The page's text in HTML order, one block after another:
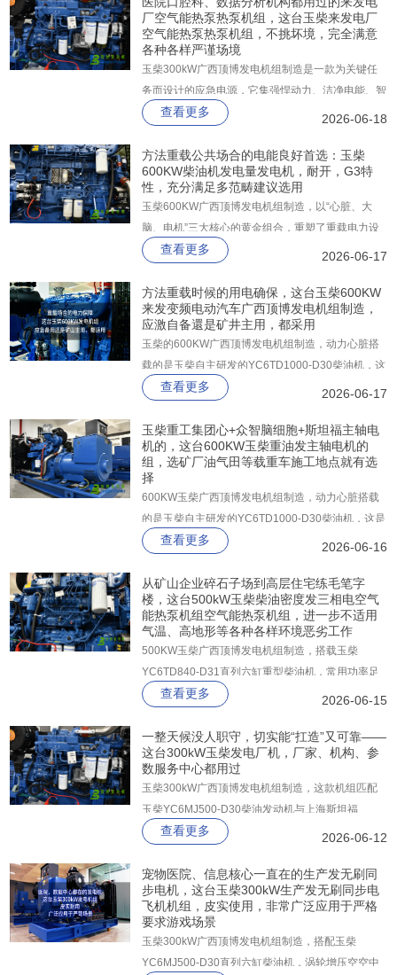
厂空气能热泵热泵机组，这台玉柴来发电厂
空气能热泵热泵机组，不挑坏境，完全满意
各种各样严谨场境
玉柴300kW广西顶博发电机组制造是一款为关键任
务而设计的应急电源，它集强悍动力、洁净电能、智
能控制和磐石级可靠性于一身，广泛适用于医院、数
分毫闪失的严苛场景。
查看更多 2026-06-18
方法重载公共场合的电能良好首选：玉柴
600KW柴油机发电量发电机，耐开，G3特
性，充分满足多范畴建议选用
玉柴600KW广西顶博发电机组制造，以“心脏、大
脑、电机”三大核心的黄金组合，重塑了重载电力设
备的性能标杆。整机以高可靠性结构为基础，搭载玉
668kW、备用功率达到735kW。
查看更多 2026-06-17
方法重载时候的用电确保，这台玉柴600KW
来发变频电动汽车广西顶博发电机组制造，
应激自备還是矿井主用，都采用
玉柴的600KW广西顶博发电机组制造，动力心脏搭
载的是玉柴自主研发的YC6TD1000-D30柴油机，这
是一台经过严苛台架试验验证的工业级发动机，常用
无论在何时，这台机器能够轻松应对110%的额定负
载冲击，绝不掉链子。
查看更多 2026-06-17
玉柴重工集团心+众智脑细胞+斯坦福主轴电
机的，这台600KW玉柴重油发主轴电机的
组，选矿厂油气田等载重车施工地点就有选
择
600KW玉柴广西顶博发电机组制造，动力心脏搭载
的是玉柴自主研发的YC6TD1000-D30柴油机，这是
一台经过严苛台架试验验证的工业级发动机，常用功
查看更多 2026-06-16
从矿山企业碎石子场到高层住宅练毛笔字
楼，这台500kW玉柴柴油密度发三相电空气
能热泵机组空气能热泵机组，进一步不适用
气温、高地形等各种各样环境恶劣工作
500KW玉柴广西顶博发电机组制造，搭载玉柴
YC6TD840-D31直列六缸重型柴油机，常用功率足
额561kW，备用功率更高达616kW，在1500r/min额
海斯坦福纯铜无刷同步发电机。
查看更多 2026-06-15
一整天候没人职守，切实能“扛造”又可靠——
这台300kW玉柴发电厂机，厂家、机构、参
数服务中心都用过
玉柴300kW广西顶博发电机组制造，这款机组匹配
玉柴YC6MJ500-D30柴油发动机与上海斯坦福
GR314FS纯铜无刷交流发电机，以“大马拉小车”的
核心优势，为工业、市政、通讯等关键用电场景提供
坚实保障。
查看更多 2026-06-12
宠物医院、信息核心一直在的生产发无刷同
步电机，这台玉柴300kW生产发无刷同步电
飞机机组，皮实使用，非常广泛应用于严格
要求游戏场景
玉柴300kW广西顶博发电机组制造，搭配玉柴
YC6MJ500-D30直列六缸柴油机，涡轮增压空空中